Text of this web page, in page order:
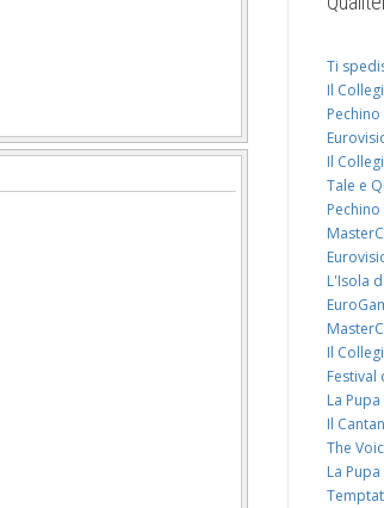
Ti
Il
Il
Tale e
L'Isola
Il
Festival
La
Il
The
La